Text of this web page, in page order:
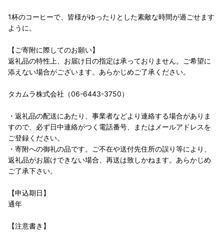
1杯のコーヒーで、皆様がゆったりとした素敵な時間が過ごせます
ように。
【ご寄附に際してのお願い】
返礼品の特性上、お届け日の指定は承っておりません。ご希望に
添えない場合がございます。あらかじめご了承ください。
タカムラ株式会社（06-6443-3750）
・返礼品の配送にあたり、事業者などより連絡する場合がありま
すので、必ず日中連絡がつく電話番号、またはメールアドレスを
ご登録ください。
・寄附への御礼の品です。ご不在や送付先住所の誤り等により、
返礼品がお届けできない場合、再送は致しかねます。あらかじめ
ご了承下さい。
【申込期日】
通年
【注意書き】